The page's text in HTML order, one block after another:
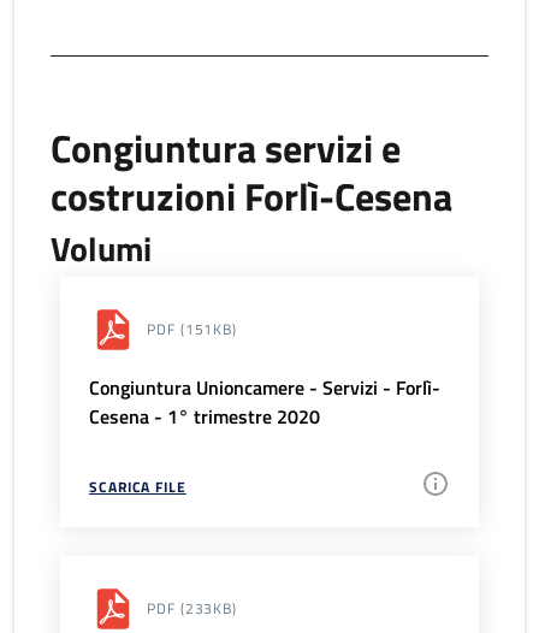
Congiuntura servizi e
costruzioni Forlì-Cesena
Volumi
PDF (151KB)
Congiuntura Unioncamere - Servizi - Forlì-
Cesena - 1° trimestre 2020
SCARICA FILE
PDF (233KB)